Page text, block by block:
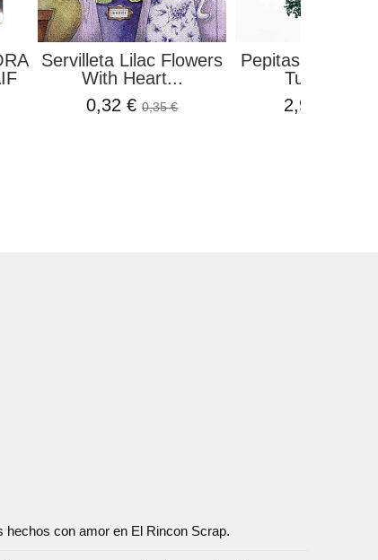
Servilleta Lilac Flowers
With Heart...
0,32 €0,35 €
Pepitas Acrílicas
Turquesa...
2,98 €
hechos con amor en El Rincon Scrap.